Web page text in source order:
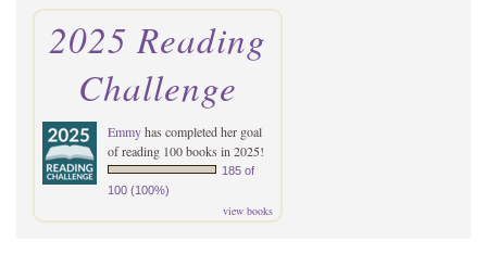
2025 Reading
Challenge
Emmyhas completed her goal
of reading 100 books in 2025!
185 of
100 (100%)
view books